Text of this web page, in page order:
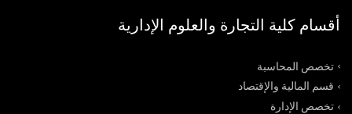
أقسام كلية التجارة والعلوم الإدارية
تخصص المحاسبة
قسم المالية والإقتصاد
تخصص الإدارة